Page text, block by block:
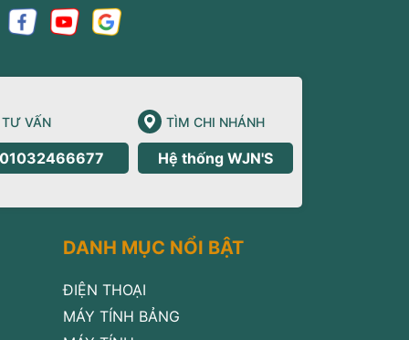
TƯ VẤN
01032466677
TÌM CHI NHÁNH
Hệ thống WJN'S
DANH MỤC NỔI BẬT
ĐIỆN THOẠI
MÁY TÍNH BẢNG